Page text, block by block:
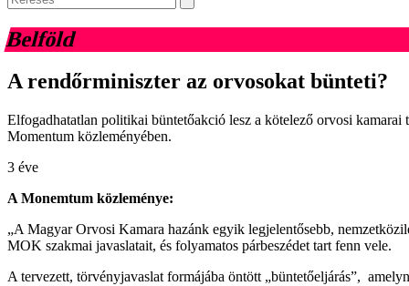
Belföld
A rendőrminiszter az orvosokat bünteti?
Elfogadhatatlan politikai büntetőakció lesz a kötelező orvosi kamarai
Momentum közleményében.
3 éve
A Monemtum közleménye:
„A Magyar Orvosi Kamara hazánk egyik legjelentősebb,
MOK szakmai javaslatait, és folyamatos párbeszédet tart fenn vele.
A tervezett, törvényjavaslat formájába öntött „büntetőeljárás”,